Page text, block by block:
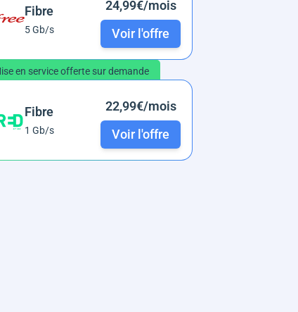
Fibre
5 Gb/s
24,99€/mois
Voir l'offre
en service offerte sur demande
Fibre
1 Gb/s
22,99€/mois
Voir l'offre